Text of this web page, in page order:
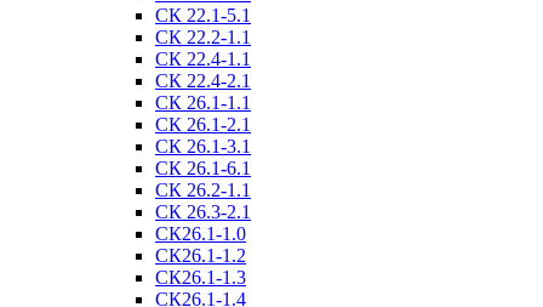
СК 22.1-5.1
СК 22.2-1.1
СК 22.4-1.1
СК 22.4-2.1
СК 26.1-1.1
СК 26.1-2.1
СК 26.1-3.1
СК 26.1-6.1
СК 26.2-1.1
СК 26.3-2.1
СК26.1-1.0
СК26.1-1.2
СК26.1-1.3
СК26.1-1.4